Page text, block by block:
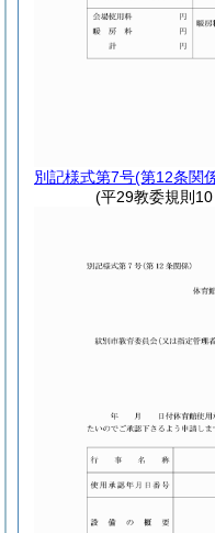
別記様式第7号(第12条関
(平29教委規則